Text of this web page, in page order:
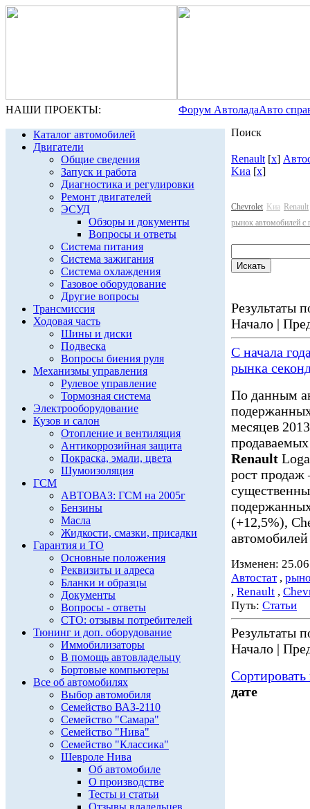
НАШИ ПРОЕКТЫ: Форум АвтоладаАвто
Каталог автомобилей
Двигатели
Общие сведения
Запуск и работа
Диагностика и регулировки
Ремонт двигателей
ЭСУД
Обзоры и документы
Вопросы и ответы
Система питания
Система зажигания
Система охлаждения
Газовое оборудование
Другие вопросы
Трансмиссия
Ходовая часть
Шины и диски
Подвеска
Вопросы биения руля
Механизмы управления
Рулевое управление
Тормозная система
Электрооборудование
Кузов и салон
Отопление и вентиляция
Антикоррозийная защита
Покраска, эмали, цвета
Шумоизоляция
ГСМ
АВТОВАЗ: ГСМ на 2005г
Бензины
Масла
Жидкости, смазки, присадки
Гарантия и ТО
Основные положения
Реквизиты и адреса
Бланки и образцы
Документы
Вопросы - ответы
СТО: отзывы потребителей
Тюнинг и доп. оборудование
Иммобилизаторы
В помощь автовладельцу
Бортовые компьютеры
Все об автомобилях
Выбор автомобиля
Семейство ВАЗ-2110
Семейство "Самара"
Семейство "Нива"
Семейство "Классика"
Шевроле Нива
Об автомобиле
О производстве
Тесты и статьи
Отзывы владельцев
Поиск
Renault [x]
Kиа [x]
Chevrolet Kиа Renault
рынок автомобилей с
Результаты
Начало |
С начала
рынка
По данным
месяцев
Renault
рост продаж
(+12,5%),
Изменен:
Автостат,
, Renault ,
Путь: Статьи
Результаты
Начало |
дате